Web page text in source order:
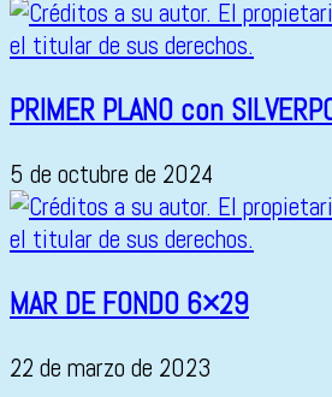
PRIMER PLANO con
5 de octubre de 2024
MAR DE FONDO 6×29
22 de marzo de 2023